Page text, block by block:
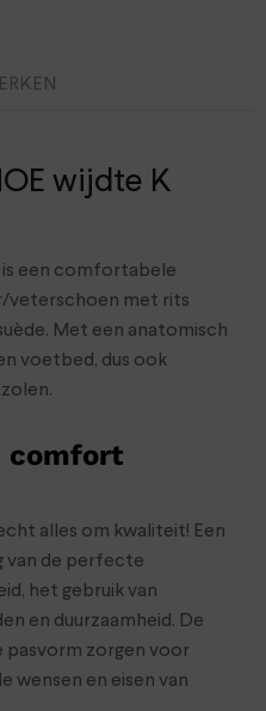
wijdte K
is een comfortabele
veterschoen met rits
Met een anatomisch
voetbed, dus ook
comfort
alles om kwaliteit! Een
van de perfecte
het gebruik van
en duurzaamheid. De
pasvorm zorgen voor
wensen en eisen van